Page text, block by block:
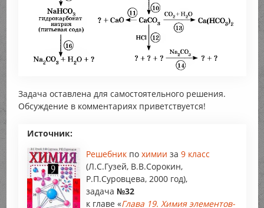
Задача оставлена для самостоятельного решения.
Обсуждение в комментариях приветствуется!
Источник:
Решебник по химии за 9 класс
(Л.С.Гузей, В.В.Сорокин,
Р.П.Суровцева, 2000 год),
задача №32
к главе «Глава 19. Химия элементов-